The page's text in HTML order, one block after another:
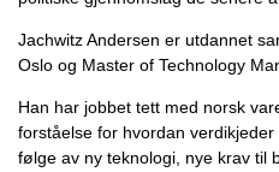
Jachwitz Andersen er utdannet
Oslo og Master of Technology
Han har jobbet tett med norsk
forståelse for hvordan
følge av ny teknologi, nye krav til